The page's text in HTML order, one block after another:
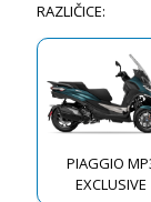
RAZLIČICE:
PIAGGIO
EXCLUSIVE